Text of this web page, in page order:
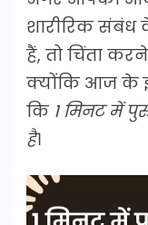
शारीरिक संबंध
हैं, तो चिंता
क्योंकि आज के
कि 1 मिनट में
है।